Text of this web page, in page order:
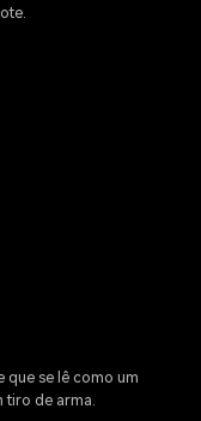
que se lê como um
tiro de arma.